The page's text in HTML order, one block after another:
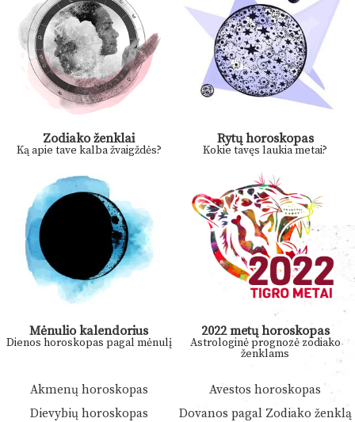
Zodiako ženklai
Ką apie tave kalba žvaigždės?
Rytų horoskopas
Kokie tavęs laukia metai?
Mėnulio kalendorius
Dienos horoskopas pagal mėnulį
2022 metų horoskopas
Astrologinė prognozė zodiako
ženklams
Akmenų horoskopas
Avestos horoskopas
Dievybių horoskopas
Dovanos pagal Zodiako ženklą